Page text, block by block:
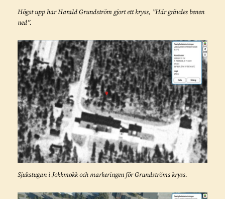
Högst upp har Harald Grundström gjort ett kryss, ”Här grävdes benen
ned”.
Sjukstugan i Jokkmokk och markeringen för Grundströms kryss.